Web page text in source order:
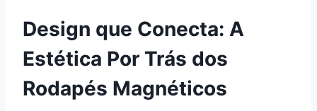
Design que Conecta: A
Estética Por Trás dos
Rodapés Magnéticos